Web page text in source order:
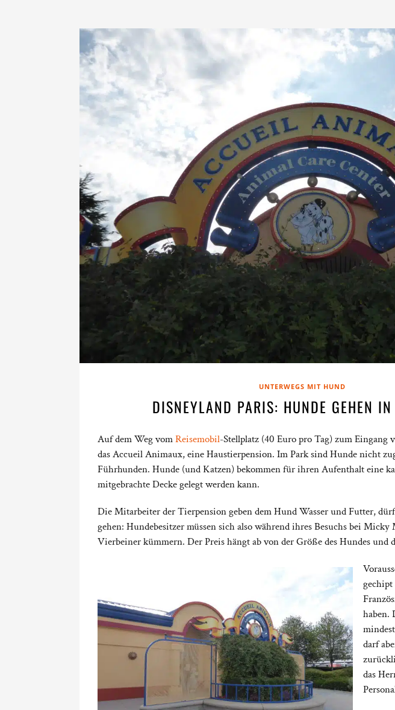
UNTERWEGS MIT HUND
DISNEYLAND PARIS: HUNDE GEHEN
Auf dem Weg vomReisemobil-Stellplatz (40 Euro pro Tag) zum Eingang
das Accueil Animaux, eine Haustierpension. Im Park sind Hunde nicht
Führhunden. Hunde (und Katzen) bekommen für ihren Aufenthalt eine
mitgebrachte Decke gelegt werden kann.
Die Mitarbeiter der Tierpension geben dem Hund Wasser und Futter,
gehen: Hundebesitzer müssen sich also während ihres Besuchs bei
Vierbeiner kümmern. Der Preis hängt ab von der Größe des Hundes und
haben.
darf
das